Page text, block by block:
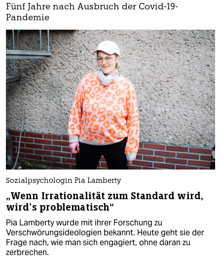
Fünf Jahre nach Ausbruch der Covid-19-
Pandemie
Sozialpsychologin Pia Lamberty
„Wenn Irrationalität zum Standard wird,
wird’s problematisch“
Pia Lamberty wurde mit ihrer Forschung zu
Verschwörungsideologien bekannt. Heute geht sie der
Frage nach, wie man sich engagiert, ohne daran zu
zerbrechen.